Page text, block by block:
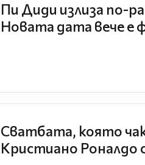
Пи Диди излиза по-
Новата дата вече е
Сватбата, която
Кристиано Роналдо